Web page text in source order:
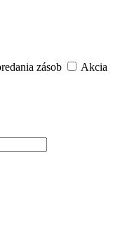
zásob
Akcia